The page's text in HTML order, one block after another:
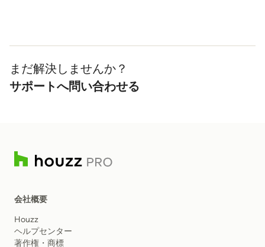
まだ解決しませんか？
サポートへ問い合わせる
会社概要
Houzz
ヘルプセンター
著作権・商標